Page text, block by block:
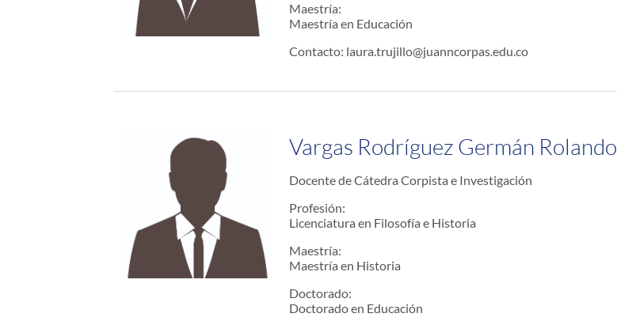
Maestría:
Maestría en Educación
Contacto: laura.trujillo@juanncorpas.edu.co
Vargas Rodríguez Germán Rolando
Docente de Cátedra Corpista e Investigación
Profesión:
Licenciatura en Filosofía e Historia
Maestría:
Maestría en Historia
Doctorado:
Doctorado en Educación